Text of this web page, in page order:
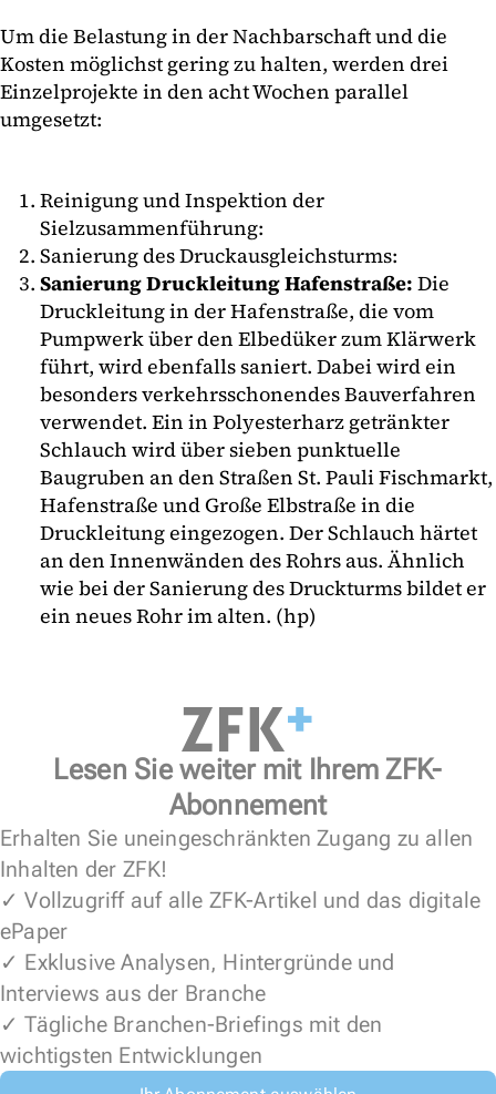
Um die Belastung in der Nachbarschaft und die
Kosten möglichst gering zu halten, werden drei
Einzelprojekte in den acht Wochen parallel
umgesetzt:
Reinigung und Inspektion der
Sielzusammenführung:
Sanierung des Druckausgleichsturms:
Sanierung Druckleitung Hafenstraße: Die
Druckleitung in der Hafenstraße, die vom
Pumpwerk über den Elbedüker zum Klärwerk
führt, wird ebenfalls saniert. Dabei wird ein
besonders verkehrsschonendes Bauverfahren
verwendet. Ein in Polyesterharz getränkter
Schlauch wird über sieben punktuelle
Baugruben an den Straßen St. Pauli Fischmarkt,
Hafenstraße und Große Elbstraße in die
Druckleitung eingezogen. Der Schlauch härtet
an den Innenwänden des Rohrs aus. Ähnlich
wie bei der Sanierung des Druckturms bildet er
ein neues Rohr im alten. (hp)
Lesen Sie weiter mit Ihrem ZFK-
Abonnement
Erhalten Sie uneingeschränkten Zugang zu allen
Inhalten der ZFK!
✓ Vollzugriff auf alle ZFK-Artikel und das digitale
ePaper
✓ Exklusive Analysen, Hintergründe und
Interviews aus der Branche
✓ Tägliche Branchen-Briefings mit den
wichtigsten Entwicklungen